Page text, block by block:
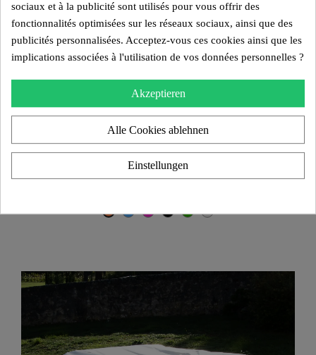
OrangeBlauPinkSchwarz
GrünTransparent
sociaux et à la publicité sont utilisés pour vous offrir des
fonctionnalités optimisées sur les réseaux sociaux, ainsi que des
publicités personnalisées. Acceptez-vous ces cookies ainsi que les
implications associées à l'utilisation de vos données personnelles ?
Akzeptieren
Alle Cookies ablehnen
Einstellungen